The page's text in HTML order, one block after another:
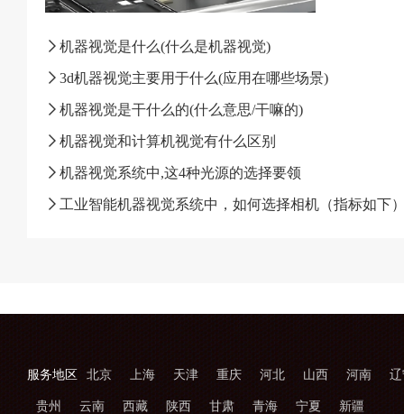
机器视觉是什么(什么是机器视觉)
3d机器视觉主要用于什么(应用在哪些场景)
机器视觉是干什么的(什么意思/干嘛的)
机器视觉和计算机视觉有什么区别
机器视觉系统中,这4种光源的选择要领
工业智能机器视觉系统中，如何选择相机（指标如下
服务地区 北京 上海 天津 重庆 河北 山西 河南
贵州 云南 西藏 陕西 甘肃 青海 宁夏 新疆